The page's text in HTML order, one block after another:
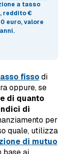
a tasso
reddito €
euro, valore
.
fissodi
oppure, se
di quanto
di
per
quale, utilizza
di mutuo